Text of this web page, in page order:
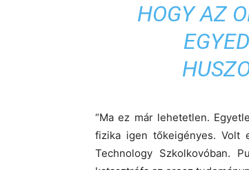
HOGY AZ
“Ma ez már lehetetlen.
fizika igen tőkeigényes. Volt
Technology Szkolkovóban.